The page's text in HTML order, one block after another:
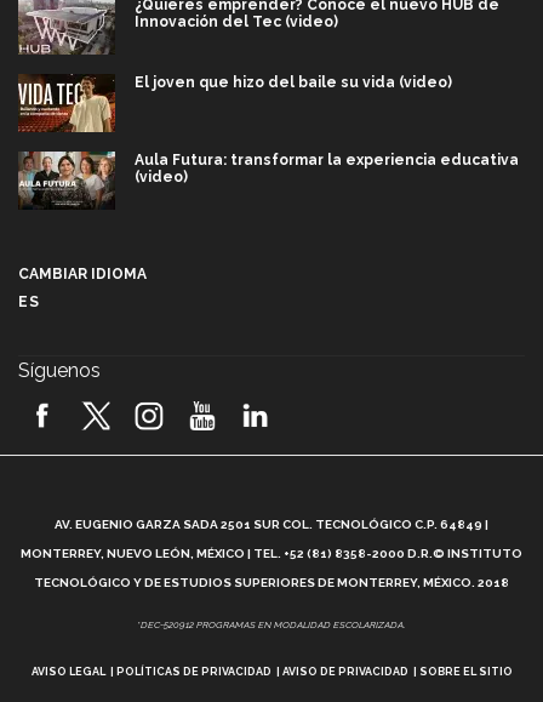
¿Quieres emprender? Conoce el nuevo HUB de
Innovación del Tec (video)
El joven que hizo del baile su vida (video)
Aula Futura: transformar la experiencia educativa
(video)
2026! (video)
¿Cómo es el Modelo Educativo Tec? (video)
Vida Tec: Feminismo e Inteligencia Artificial, Paola
CAMBIAR IDIOMA
ES
Síguenos
AV. EUGENIO GARZA SADA 2501 SUR COL. TECNOLÓGICO C.P. 64849 |
MONTERREY, NUEVO LEÓN, MÉXICO | TEL. +52 (81) 8358-2000 D.R.© INSTITUTO
TECNOLÓGICO Y DE ESTUDIOS SUPERIORES DE MONTERREY, MÉXICO. 2018
*DEC-520912 PROGRAMAS EN MODALIDAD ESCOLARIZADA.
AVISO LEGAL POLÍTICAS DE PRIVACIDAD AVISO DE PRIVACIDAD SOBRE EL SITIO